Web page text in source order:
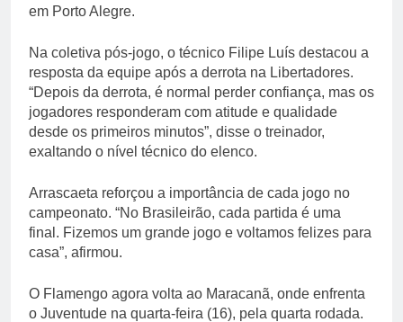
em Porto Alegre.
Na coletiva pós-jogo, o técnico Filipe Luís destacou a
resposta da equipe após a derrota na Libertadores.
“Depois da derrota, é normal perder confiança, mas os
jogadores responderam com atitude e qualidade
desde os primeiros minutos”, disse o treinador,
exaltando o nível técnico do elenco.
Arrascaeta reforçou a importância de cada jogo no
campeonato. “No Brasileirão, cada partida é uma
final. Fizemos um grande jogo e voltamos felizes para
casa”, afirmou.
O Flamengo agora volta ao Maracanã, onde enfrenta
o Juventude na quarta-feira (16), pela quarta rodada.